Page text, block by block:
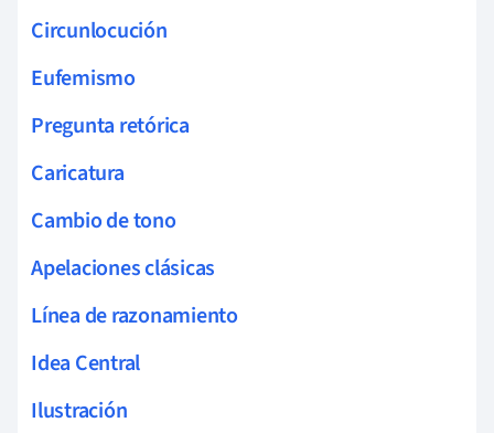
Circunlocución
Eufemismo
Pregunta retórica
Caricatura
Cambio de tono
Apelaciones clásicas
Línea de razonamiento
Idea Central
Ilustración